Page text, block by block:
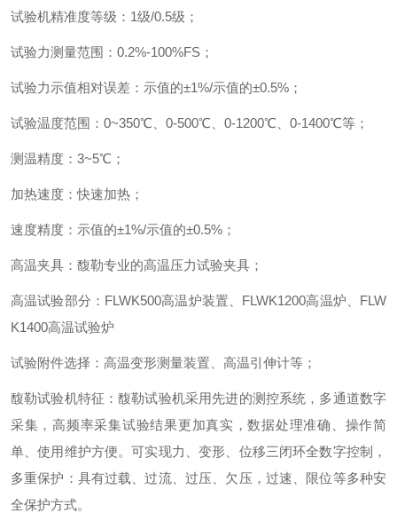
试验机精准度等级： 1级/0.5级；
试验力测量范围： 0.2%-100%FS ；
试验力示值相对误差：示值的±1%/示值的±0.5% ；
试验温度范围： 0~350℃、 0-500℃、 0-1200℃、 0-1400℃等；
测温精度： 3~5℃；
加热速度：快速加热；
速度精度：示值的±1%/示值的±0.5% ；
高温夹具：馥勒专业的高温压力试验夹具；
高温试验部分： FLWK500高温炉装置、 FLWK1200高温炉、 FLW
K1400高温试验炉
试验附件选择：高温变形测量装置、高温引伸计等；
馥勒试验机特征：馥勒试验机采用先进的测控系统，多通道数字
采集，高频率采集试验结果更加真实，数据处理准确、操作简
单、使用维护方便。可实现力、变形、位移三闭环全数字控制，
多重保护：具有过载、过流、过压、欠压，过速、限位等多种安
全保护方式。